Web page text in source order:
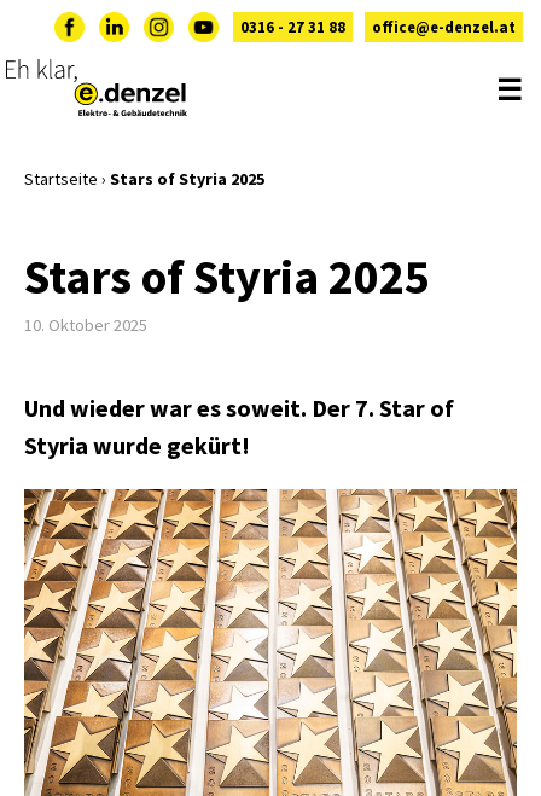
0316 - 27 31 88 office@e-denzel.at
☰
Startseite › Stars of Styria 2025
Stars of Styria 2025
10. Oktober 2025
Und wieder war es soweit. Der 7. Star of
Styria wurde gekürt!